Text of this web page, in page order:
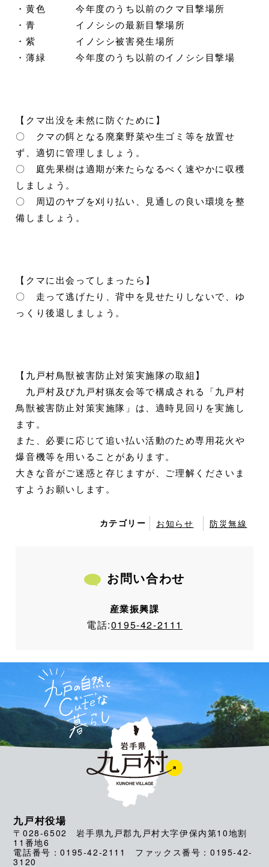
・黄色 今年度のうち以前のクマ目撃場所
・青 イノシシの最新目撃場所
・紫 イノシシ被害発生場所
・薄緑 今年度のうち以前のイノシシ目撃場
【クマ出没を未然に防ぐために】
〇 クマの餌となる廃棄野菜や生ゴミ等を放置せ
ず、適切に管理しましょう。
〇 庭先果樹は適期が来たらなるべく速やかに収穫
しましょう。
〇 周辺のヤブを刈り払い、見通しの良い環境を整
備しましょう。
【クマに出会ってしまったら】
〇 走って逃げたり、背中を見せたりしないで、ゆ
っくり後退しましょう。
【九戸村鳥獣被害防止対策実施隊の取組】
九戸村及び九戸村猟友会等で構成される「九戸村
鳥獣被害防止対策実施隊」は、適時見回りを実施し
ます。
また、必要に応じて追い払い活動のため専用花火や
爆音機等を用いることがあります。
大きな音がご迷惑と存じますが、ご理解くださいま
すようお願いします。
カテゴリー お知らせ 防災無線
お問い合わせ
産業振興課
電話:0195-42-2111
九戸村役場
〒028-6502 岩手県九戸郡九戸村大字伊保内第10地割
11番地6
電話番号：0195-42-2111 ファックス番号：0195-42-
3120